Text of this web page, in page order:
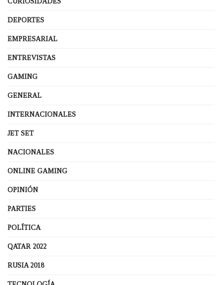
DEPORTES
EMPRESARIAL
ENTREVISTAS
GAMING
GENERAL
INTERNACIONALES
JET SET
NACIONALES
ONLINE GAMING
OPINIÓN
PARTIES
POLÍTICA
QATAR 2022
RUSIA 2018